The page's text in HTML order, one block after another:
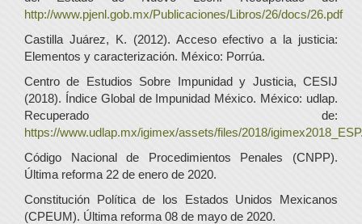
http://www.pjenl.gob.mx/Publicaciones/Libros/26/docs/26.pdf
Castilla Juárez, K. (2012). Acceso efectivo a la justicia:
Elementos y caracterización. México: Porrúa.
Centro de Estudios Sobre Impunidad y Justicia, CESIJ
(2018). Índice Global de Impunidad México. México: udlap.
Recuperado de:
https://www.udlap.mx/igimex/assets/files/2018/
Código Nacional de Procedimientos Penales (CNPP).
Última reforma 22 de enero de 2020.
Constitución Política de los Estados Unidos Mexicanos
(CPEUM). Última reforma 08 de mayo de 2020.